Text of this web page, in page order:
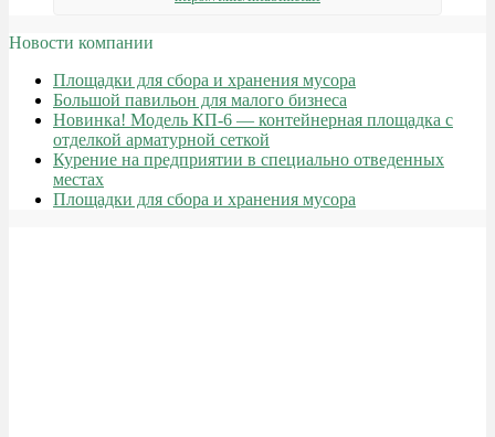
Новости компании
Площадки для сбора и хранения мусора
Большой павильон для малого бизнеса
Новинка! Модель КП-6 — контейнерная площадка с
отделкой арматурной сеткой
Курение на предприятии в специально отведенных
местах
Площадки для сбора и хранения мусора